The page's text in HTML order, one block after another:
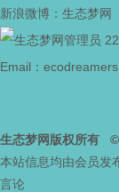
新浪微博：生态梦网
Email：
生态梦网版权所有 ©
本站信息均由会员发
言论